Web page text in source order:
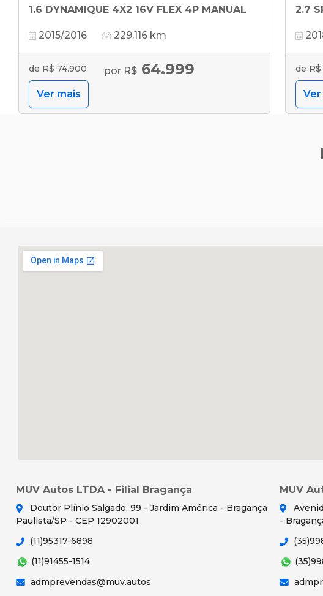
1.6 DYNAMIQUE 4X2 16V FLEX 4P MANUAL
2015/2016 229.116 km
de R$ 74.900 por R$ 64.999
Ver mais
2.7
de R$
Ver
MUV Autos LTDA - Filial Bragança
Doutor Plínio Salgado, 99 - Jardim América - Bragança
Paulista/SP - CEP 12902001
(11)95317-6898
(11)91455-1514
admprevendas@muv.autos
MUV
-